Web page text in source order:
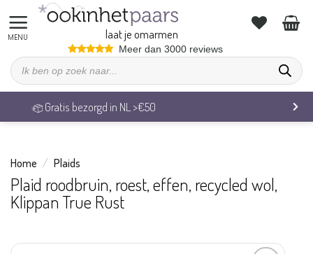
naar
inhoud
laat je omarmen
Meer dan 3000 reviews
Producten
zoeken
Gratis bezorgd in NL >€50
Home / Plaids
Plaid roodbruin, roest, effen, recycled wol,
Klippan True Rust